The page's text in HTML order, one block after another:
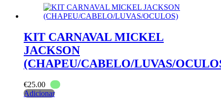
KIT CARNAVAL MICKEL
JACKSON
(CHAPEU/CABELO/LUVAS/
€25.00
Adicionar